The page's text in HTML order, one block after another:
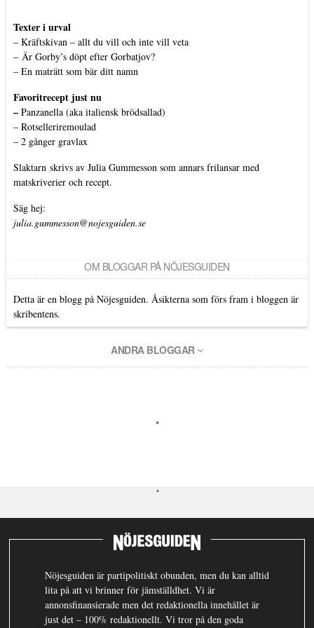
Texter i urval
– Kräftskivan – allt du vill och inte vill veta
– Är Gorby’s döpt efter Gorbatjov?
– En maträtt som bär ditt namn
Favoritrecept just nu
– Panzanella (aka italiensk brödsallad)
– Rotselleriremoulad
– 2 gånger gravlax
Slaktarn skrivs av Julia Gummesson som annars frilansar med
matskriverier och recept.
Säg hej:
julia.gummesson@nojesguiden.se
OM BLOGGAR PÅ NÖJESGUIDEN
Detta är en blogg på Nöjesguiden. Åsikterna som förs fram i bloggen är
skribentens.
ANDRA BLOGGAR
Nöjesguiden är partipolitiskt obunden, men du kan alltid
lita på att vi brinner för jämställdhet. Vi är
annonsfinansierade men det redaktionella innehållet är
just det – 100% redaktionellt. Vi tror på den goda